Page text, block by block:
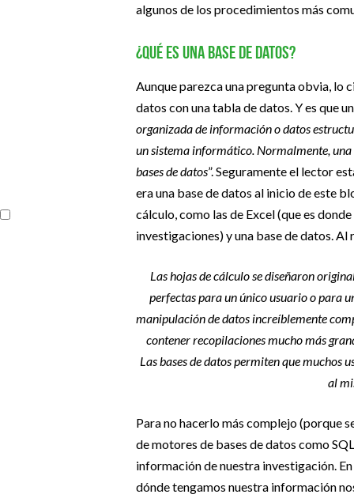
algunos de los procedimientos más
¿Qué es una base de datos?
Aunque parezca una pregunta obvia, lo
datos con una tabla de datos. Y es que
organizada de información o datos
un sistema informático. Normalmente, una
bases de datos”. Seguramente el lector
era una base de datos al inicio de este
cálculo, como las de Excel (que es
investigaciones) y una base de datos.
Las hojas de cálculo se diseñaron
perfectas para un único usuario o para
manipulación de datos increíblemente
contener recopilaciones mucho más
Las bases de datos permiten que muchos
al
Para no hacerlo más complejo (porque
de motores de bases de datos como
información de nuestra investigación.
dónde tengamos nuestra información